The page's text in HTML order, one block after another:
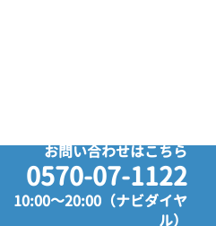
お問い合わせはこちら
0570-07-1122
10:00～20:00（ナビダイヤ
ル）